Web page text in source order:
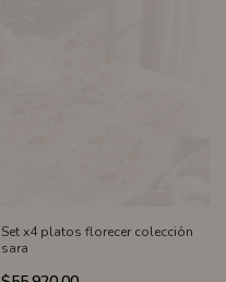
Set x4 platos florecer colección
sara